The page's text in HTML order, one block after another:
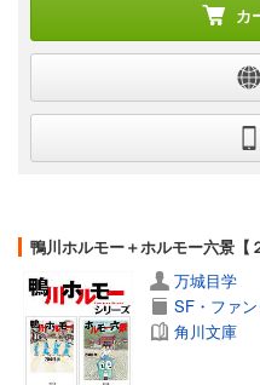
カ
鴨川ホルモー＋ホルモー六景【
万城目学
SF・ファ
角川文庫